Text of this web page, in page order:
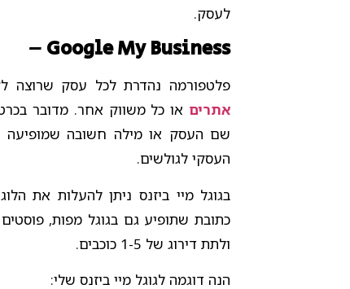
לעסק.
Google My Business
–
פלטפורמה נהדרת לכל עסק שרוצה
אתרים או כל משווק אחר. מדובר
שם העסק או מילה חשובה שמופיעה
העסקי לגולשים.
בגוגל מיי ביזנס ניתן להעלות את
כתובת שתופיע גם בגוגל מפות, פוסטים
ולתת דירוג של 1-5 כוכבים.
הנה דוגמה לגוגל מיי ביזנס שלי: